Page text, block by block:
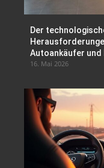
Der
Autoankäufer und
16. Mai 2026